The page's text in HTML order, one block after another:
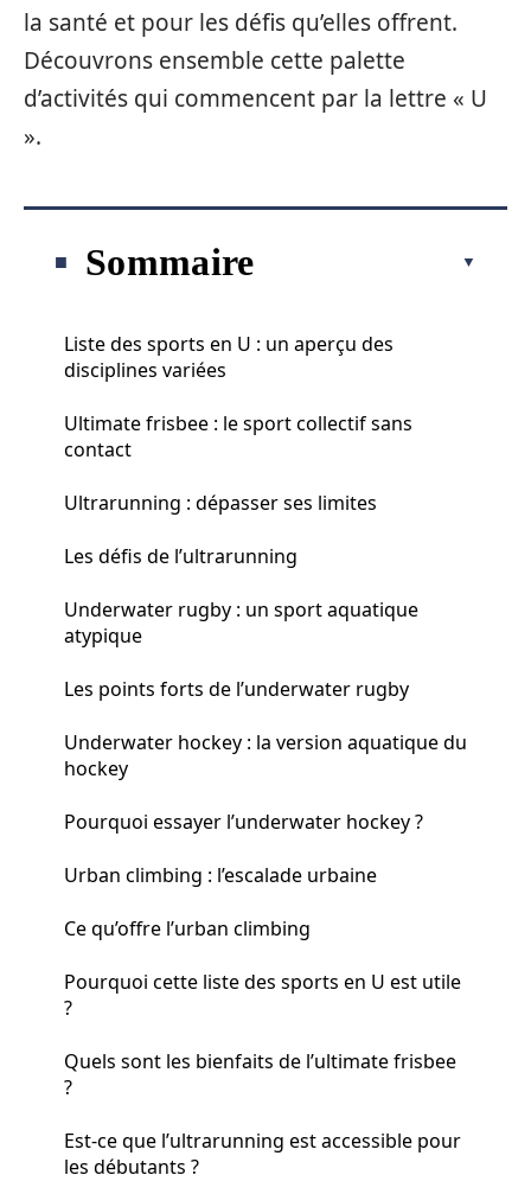
la santé et pour les défis qu’elles offrent.
Découvrons ensemble cette palette
d’activités qui commencent par la lettre « U
».
Sommaire
Liste des sports en U : un aperçu des
disciplines variées
Ultimate frisbee : le sport collectif sans
contact
Ultrarunning : dépasser ses limites
Les défis de l’ultrarunning
Underwater rugby : un sport aquatique
atypique
Les points forts de l’underwater rugby
Underwater hockey : la version aquatique du
hockey
Pourquoi essayer l’underwater hockey ?
Urban climbing : l’escalade urbaine
Ce qu’offre l’urban climbing
Pourquoi cette liste des sports en U est utile
?
Quels sont les bienfaits de l’ultimate frisbee
?
Est-ce que l’ultrarunning est accessible pour
les débutants ?